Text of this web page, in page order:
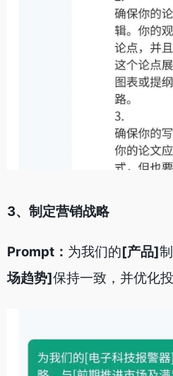
3、制定营销战略
Prompt： 为我们的[产品]
场趋势]保持一致，并优化投